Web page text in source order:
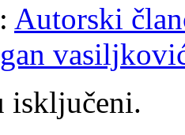
Autorski
isključeni.